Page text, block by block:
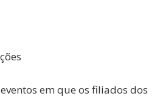
em que os filiados dos